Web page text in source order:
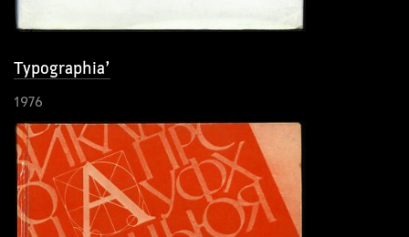
Typographia’
1976